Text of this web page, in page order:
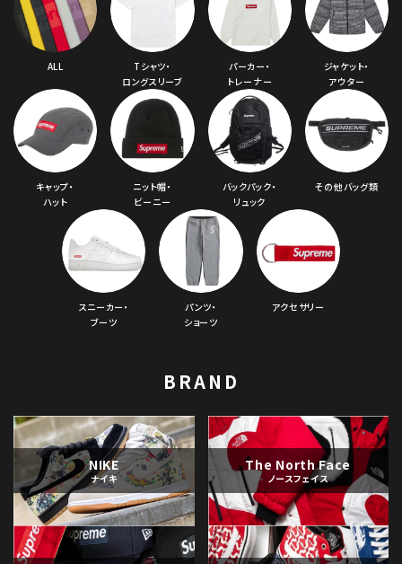
ALL
Tシャツ・
ロングスリーブ
パーカー・
トレーナー
ジャケット・
アウター
キャップ・
ハット
ニット帽・
ビーニー
バックパック・
リュック
その他バッグ類
スニーカー・
ブーツ
パンツ・
ショーツ
アクセサリー
BRAND
NIKE
ナイキ
The North Face
ノースフェイス